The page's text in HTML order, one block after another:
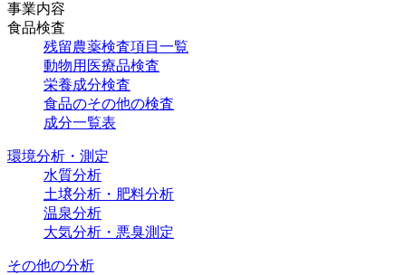
事業内容
食品検査
残留農薬検査項目一覧
動物用医療品検査
栄養成分検査
食品のその他の検査
成分一覧表
環境分析・測定
水質分析
土壌分析・肥料分析
温泉分析
大気分析・悪臭測定
その他の分析